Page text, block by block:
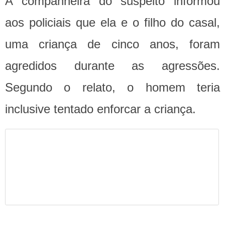
aos policiais que ela e o filho do casal,
uma criança de cinco anos, foram
agredidos durante as agressões.
Segundo o relato, o homem teria
inclusive tentado enforcar a criança.